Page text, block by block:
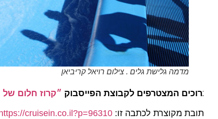
מדמה גלישת גלים . צילום רויאל קריביאן
המצטרפים לקבוצת הפייסבוק״קרוז חלום של
מקוצרת לכתבה זו:https://cruisein.co.il?p=96310